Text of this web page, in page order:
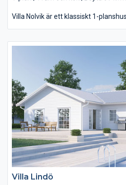
Villa Nolvik är ett klassiskt 1-
uteplatsen en naturlig del av ert
du alltid nära ut, oavsett om du har
grilltillbehören i handen. Det här är
det är, tack vare ljusinsläppet och
planlösningen. Du har gott om plats
och klädvårdsrum.
Villa Lindö